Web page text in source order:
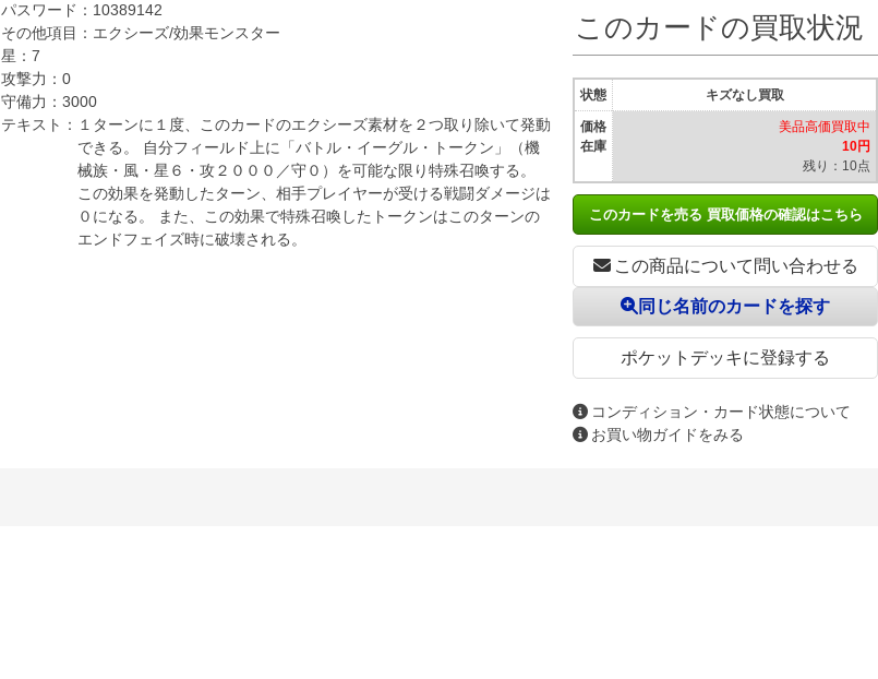
パスワード： 10389142
その他項目： エクシーズ/効果モンスター
星： 7
攻撃力： 0
守備力： 3000
テキスト： １ターンに１度、このカードのエクシーズ素材を２つ取り除いて発動
できる。 自分フィールド上に「バトル・イーグル・トークン」（機
械族・風・星６・攻２０００／守０）を可能な限り特殊召喚する。
この効果を発動したターン、相手プレイヤーが受ける戦闘ダメージは
０になる。 また、この効果で特殊召喚したトークンはこのターンの
エンドフェイズ時に破壊される。
この商品について問い合わせる
ポケットデッキに登録する
同じ名前のカードを探す
コンディション・カード状態について
お買い物ガイドをみる
このカードの買取状況
状態
価格
在庫
キズなし買取
美品高価買取中
10円
残り：10点
このカードを売る 買取価格の確認はこちら